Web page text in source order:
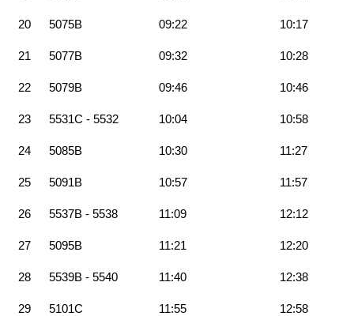
20 5075B 09:22 10:17
21 5077B 09:32 10:28
22 5079B 09:46 10:46
23 5531C - 5532 10:04 10:58
24 5085B 10:30 11:27
25 5091B 10:57 11:57
26 5537B - 5538 11:09 12:12
27 5095B 11:21 12:20
28 5539B - 5540 11:40 12:38
29 5101C 11:55 12:58